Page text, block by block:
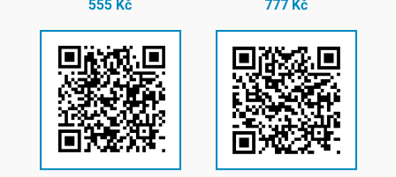
555 Kč 777 Kč